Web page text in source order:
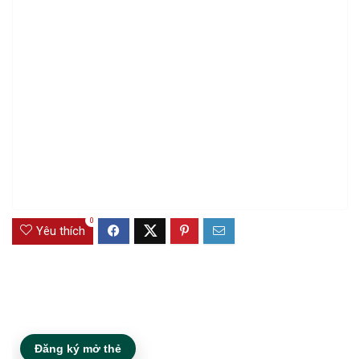
Yêu thích
0
Đăng ký mở thẻ